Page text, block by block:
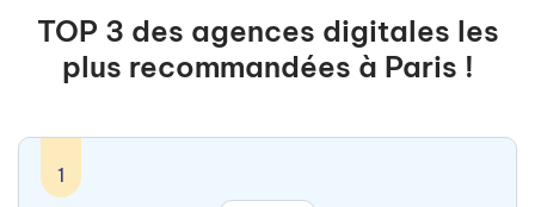
TOP 3 des agences digitales les
plus recommandées à Paris !
1